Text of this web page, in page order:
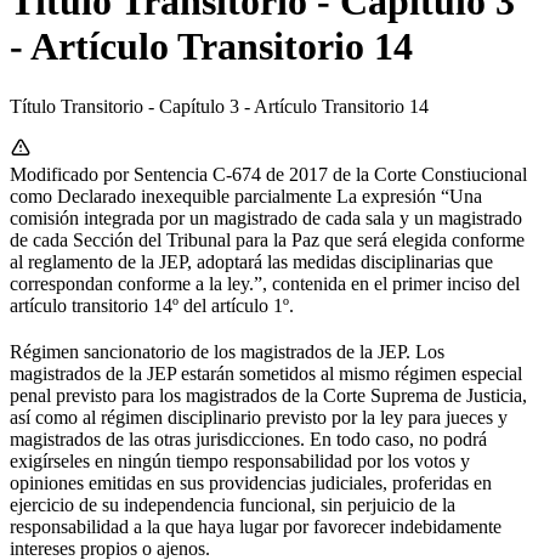
- Artículo Transitorio 14
Título Transitorio - Capítulo 3 - Artículo Transitorio 14
Modificado por Sentencia C-674 de 2017 de la Corte Constiucional
como Declarado inexequible parcialmente La expresión “Una
comisión integrada por un magistrado de cada sala y un magistrado
de cada Sección del Tribunal para la Paz que será elegida conforme
al reglamento de la JEP, adoptará las medidas disciplinarias que
correspondan conforme a la ley.”, contenida en el primer inciso del
artículo transitorio 14º del artículo 1º.
Régimen sancionatorio de los magistrados de la JEP. Los
magistrados de la JEP estarán sometidos al mismo régimen especial
penal previsto para los magistrados de la Corte Suprema de Justicia,
así como al régimen disciplinario previsto por la ley para jueces y
magistrados de las otras jurisdicciones. En todo caso, no podrá
exigírseles en ningún tiempo responsabilidad por los votos y
opiniones emitidas en sus providencias judiciales, proferidas en
ejercicio de su independencia funcional, sin perjuicio de la
responsabilidad a la que haya lugar por favorecer indebidamente
intereses propios o ajenos.